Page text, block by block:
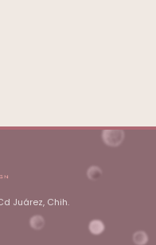
Juárez, Chih.